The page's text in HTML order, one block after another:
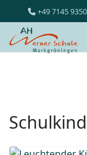
+49 7145